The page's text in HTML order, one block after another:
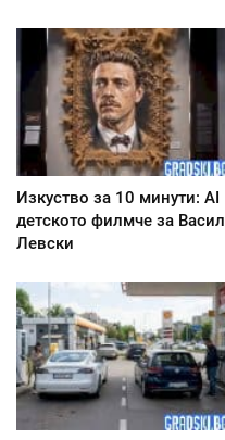
Изкуство за 10 минути: AI
детското филмче за Васил
Левски